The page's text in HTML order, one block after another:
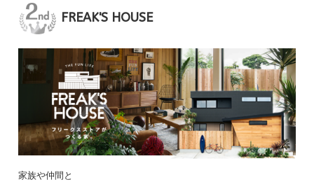
FREAK'S HOUSE
家族や仲間と